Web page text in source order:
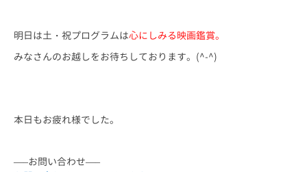
明日は土・祝プログラムは心にしみる映画鑑賞。
みなさんのお越しをお待ちしております。(^-^)
本日もお疲れ様でした。
—–お問い合わせ—–